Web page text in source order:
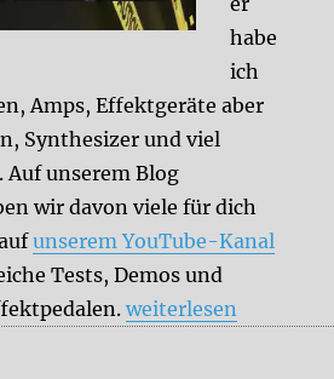
habe
ich
Amps, Effektgeräte aber
Synthesizer und viel
Auf unserem Blog
wir davon viele für dich
unserem YouTube-Kanal
Tests, Demos und
„DelayDude
weiterlesen